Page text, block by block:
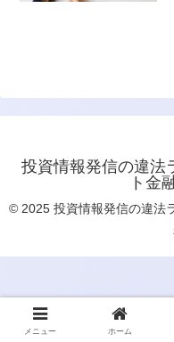
投資情報発信の違法
ト金
© 2025 投資情報発信の違法
メニュー ホーム